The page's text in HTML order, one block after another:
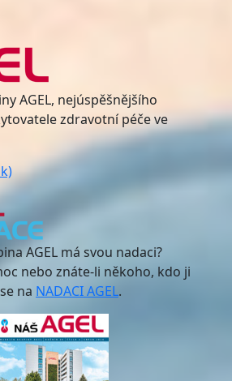
AGEL, nejúspěšnějšího
zdravotní péče ve
AGEL má svou nadaci?
nebo znáte-li někoho, kdo ji
na NADACI AGEL.